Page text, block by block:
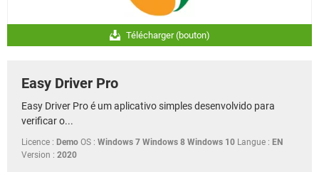
Télécharger (bouton)
Easy Driver Pro
Easy Driver Pro é um aplicativo simples desenvolvido para
verificar o...
Licence : Demo OS : Windows 7 Windows 8 Windows 10 Langue : EN
Version : 2020